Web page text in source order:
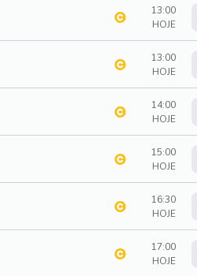
13:00
HOJE
13:00
HOJE
14:00
HOJE
15:00
HOJE
16:30
HOJE
17:00
HOJE